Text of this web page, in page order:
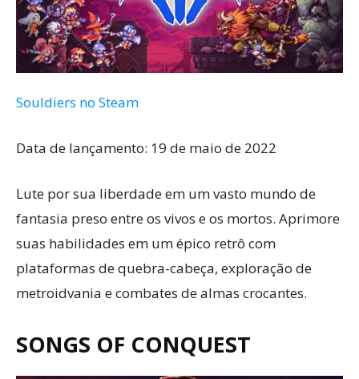
Souldiers no Steam
Data de lançamento: 19 de maio de 2022
Lute por sua liberdade em um vasto mundo de
fantasia preso entre os vivos e os mortos. Aprimore
suas habilidades em um épico retrô com
plataformas de quebra-cabeça, exploração de
metroidvania e combates de almas crocantes.
SONGS OF CONQUEST